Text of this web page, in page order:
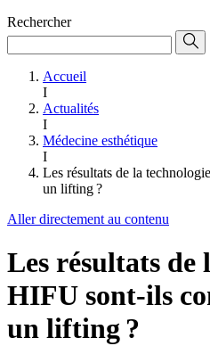
Rechercher
Accueil
I
Actualités
I
Médecine esthétique
I
Les résultats de la
un lifting ?
Aller directement au contenu
Les résultats de
HIFU sont-ils
un lifting ?